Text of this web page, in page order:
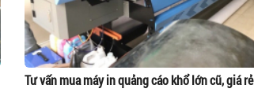
Tư vấn mua máy in quảng cáo khổ lớn cũ, giá rẻ